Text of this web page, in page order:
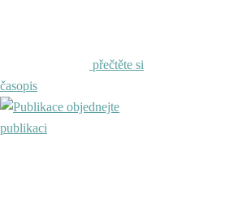
přečtěte si
časopis
objednejte
publikaci